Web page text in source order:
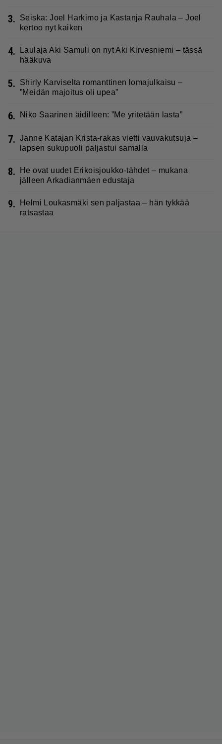
3.
Seiska: Joel Harkimo ja Kastanja Rauhala – Joel
kertoo nyt kaiken
4.
Laulaja Aki Samuli on nyt Aki Kirvesniemi – tässä
hääkuva
5.
Shirly Karviselta romanttinen lomajulkaisu –
”Meidän majoitus oli upea”
6. Niko Saarinen äidilleen: ”Me yritetään lasta”
7. Janne Katajan Krista-rakas vietti vauvakutsuja –
lapsen sukupuoli paljastui samalla
8.
He ovat uudet Erikoisjoukko-tähdet – mukana
jälleen Arkadianmäen edustaja
9.
Helmi Loukasmäki sen paljastaa – hän tykkää
ratsastaa